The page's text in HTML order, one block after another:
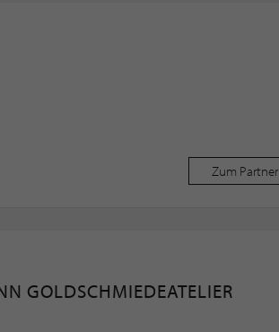
Zum Partner
GOLDSCHMIEDEATELIER